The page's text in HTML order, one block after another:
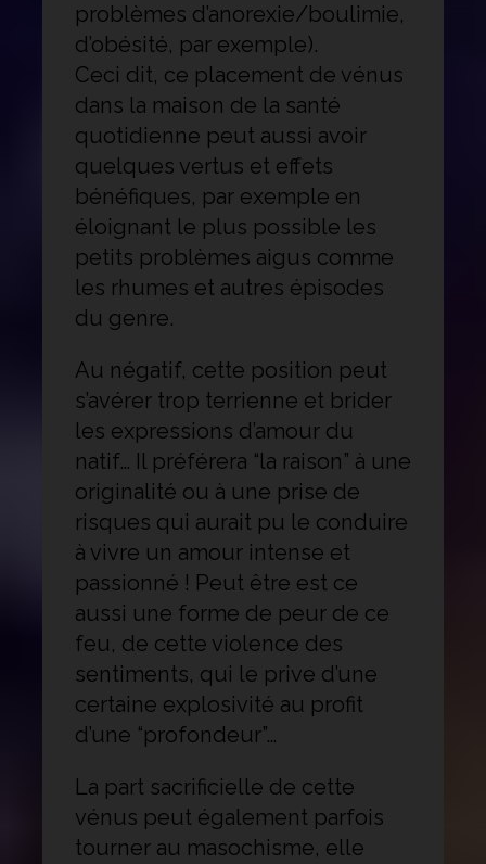
problèmes d’anorexie/boulimie,
d’obésité, par exemple).
Ceci dit, ce placement de vénus
dans la maison de la santé
quotidienne peut aussi avoir
quelques vertus et effets
bénéfiques, par exemple en
éloignant le plus possible les
petits problèmes aigus comme
les rhumes et autres épisodes
du genre.
Au négatif, cette position peut
s’avérer trop terrienne et brider
les expressions d’amour du
natif… Il préférera “la raison” à une
originalité ou à une prise de
risques qui aurait pu le conduire
à vivre un amour intense et
passionné ! Peut être est ce
aussi une forme de peur de ce
feu, de cette violence des
sentiments, qui le prive d’une
certaine explosivité au profit
d’une “profondeur”…
La part sacrificielle de cette
vénus peut également parfois
tourner au masochisme, elle